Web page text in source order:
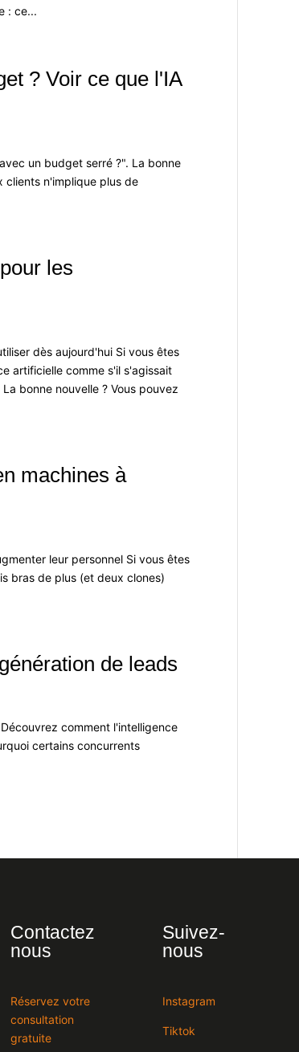
: ce...
? Voir ce que l'IA
un budget serré ?". La bonne
clients n'implique plus de
les
dès aujourd'hui Si vous êtes
artificielle comme s'il s'agissait
bonne nouvelle ? Vous pouvez
machines à
leur personnel Si vous êtes
bras de plus (et deux clones)
de leads
comment l'intelligence
certains concurrents
Contactez
nous
Réservez votre
consultation
gratuite
Suivez-
nous
Instagram
Tiktok